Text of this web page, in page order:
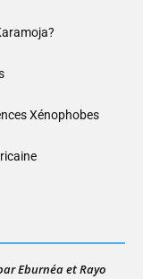
Xénophobes
Eburnéa et Rayo